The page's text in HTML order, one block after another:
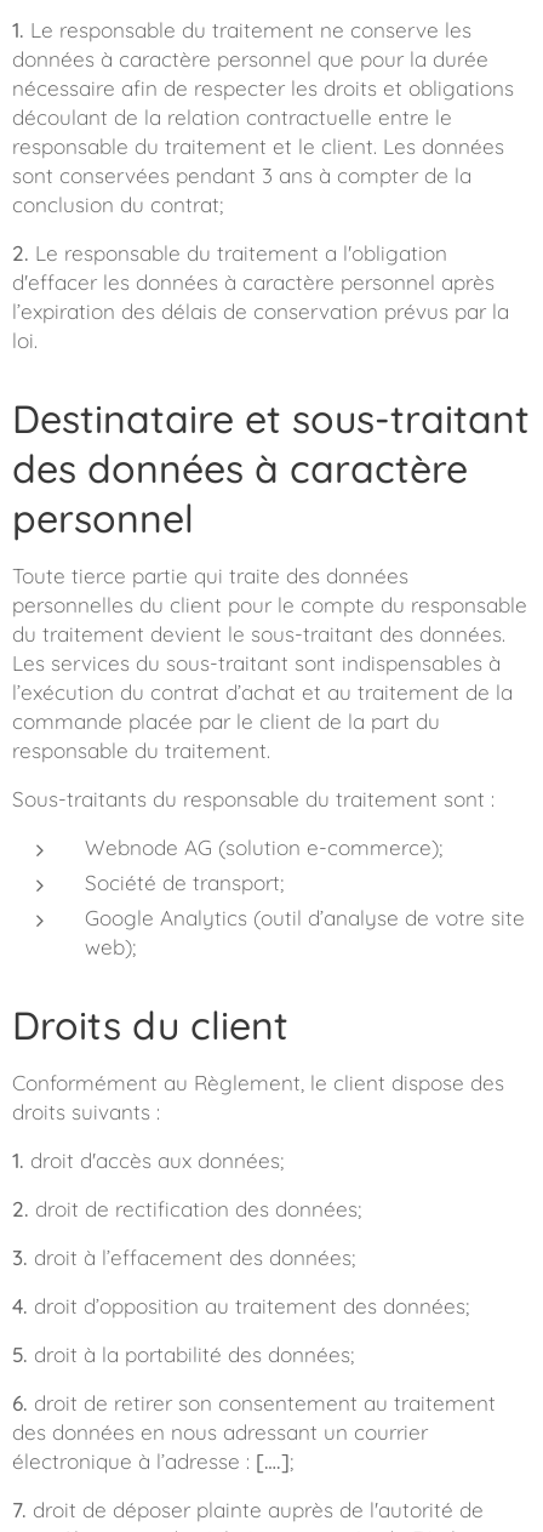
1. Le responsable du traitement ne conserve les
données à caractère personnel que pour la durée
nécessaire afin de respecter les droits et obligations
découlant de la relation contractuelle entre le
responsable du traitement et le client. Les données
sont conservées pendant 3 ans à compter de la
conclusion du contrat;
2. Le responsable du traitement a l'obligation
d'effacer les données à caractère personnel après
l’expiration des délais de conservation prévus par la
loi.
Destinataire et sous-traitant
des données à caractère
personnel
Toute tierce partie qui traite des données
personnelles du client pour le compte du responsable
du traitement devient le sous-traitant des données.
Les services du sous-traitant sont indispensables à
l’exécution du contrat d’achat et au traitement de la
commande placée par le client de la part du
responsable du traitement.
Sous-traitants du responsable du traitement sont :
Webnode AG (solution e-commerce);
Société de transport;
Google Analytics (outil d’analyse de votre site
web);
Droits du client
Conformément au Règlement, le client dispose des
droits suivants :
1. droit d'accès aux données;
2. droit de rectification des données;
3. droit à l’effacement des données;
4. droit d’opposition au traitement des données;
5. droit à la portabilité des données;
6. droit de retirer son consentement au traitement
des données en nous adressant un courrier
électronique à l’adresse : [….];
7. droit de déposer plainte auprès de l'autorité de